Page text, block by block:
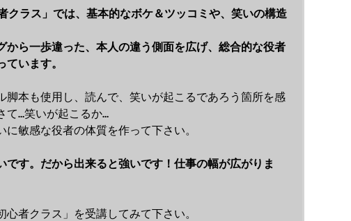
クラス」では、基本的なボケ＆ツッコミや、笑いの構造
から一歩違った、本人の違う側面を広げ、総合的な役者
います。
脚本も使用し、読んで、笑いが起こるであろう箇所を感
て…笑いが起こるか…
敏感な役者の体質を作って下さい。
です。だから出来ると強いです！仕事の幅が広がりま
者クラス」を受講してみて下さい。